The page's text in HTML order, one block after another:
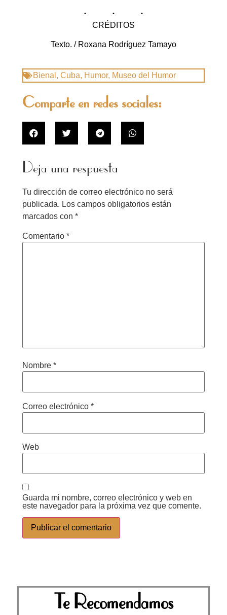
CRÉDITOS
Texto. / Roxana Rodríguez Tamayo
Bienal , Cuba, Humor, Museo del Humor
Comparte en redes sociales:
Deja una respuesta
Tu dirección de correo electrónico no será
publicada. Los campos obligatorios están
marcados con *
Comentario *
Nombre *
Correo electrónico *
Web
Guarda mi nombre, correo electrónico y web en
este navegador para la próxima vez que comente.
Te Recomendamos